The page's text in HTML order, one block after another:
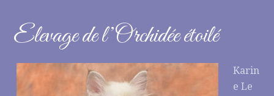
Elevage de l’Orchidée étoilé
Karin
e Le